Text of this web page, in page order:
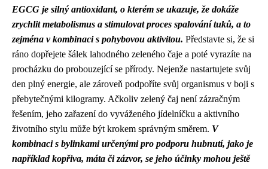
EGCG je silný antioxidant, o kterém se ukazuje, že dokáže
zrychlit metabolismus a stimulovat proces spalování tuků, a to
zejména v kombinaci s pohybovou aktivitou. Představte si, že si
ráno dopřejete šálek lahodného zeleného čaje a poté vyrazíte na
procházku do probouzející se přírody. Nejenže nastartujete svůj
den plný energie, ale zároveň podpoříte svůj organismus v boji s
přebytečnými kilogramy. Ačkoliv zelený čaj není zázračným
řešením, jeho zařazení do vyváženého jídelníčku a aktivního
životního stylu může být krokem správným směrem. V
kombinaci s bylinkami určenými pro podporu hubnutí, jako je
například kopřiva, máta či zázvor, se jeho účinky mohou ještě